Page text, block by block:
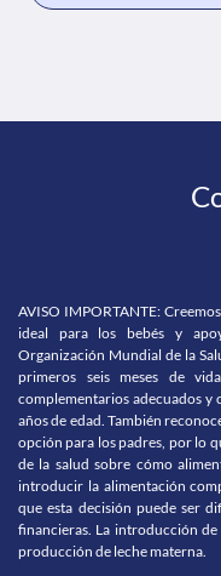
AVISO IMPORTANTE:
ideal para los bebés y
Organización Mundial de la
primeros seis meses de
complementarios adecuados y
años de edad. También
opción para los padres, por lo
de la salud sobre cómo
introducir la alimentación
que esta decisión puede ser
financieras. La introducción
producción de leche materna.